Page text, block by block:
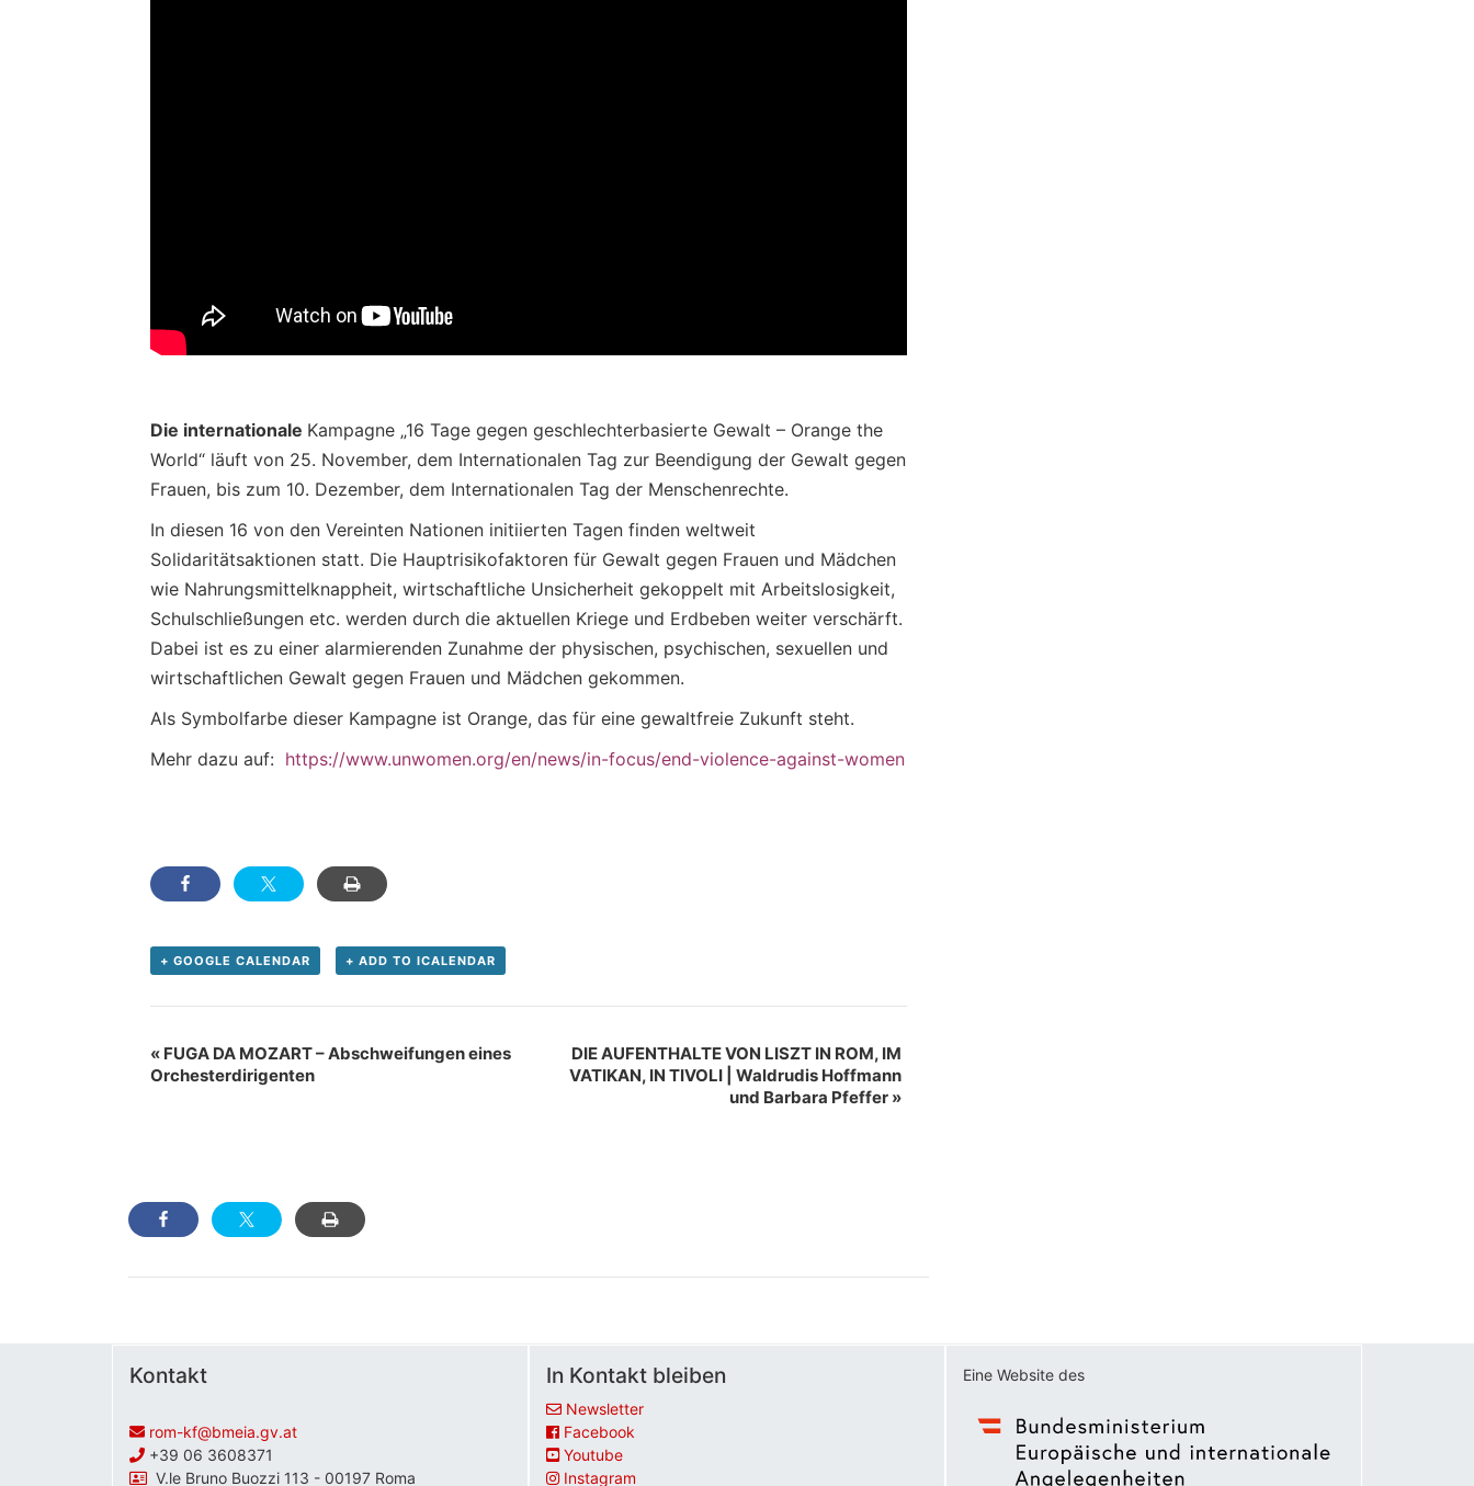
Die internationale Kampagne „16 Tage gegen geschlechterbasierte Gewalt – Orange the
World“ läuft von 25. November, dem Internationalen Tag zur Beendigung der Gewalt gegen
Frauen, bis zum 10. Dezember, dem Internationalen Tag der Menschenrechte.
In diesen 16 von den Vereinten Nationen initiierten Tagen finden weltweit
Solidaritätsaktionen statt. Die Hauptrisikofaktoren für Gewalt gegen Frauen und Mädchen
wie Nahrungsmittelknappheit, wirtschaftliche Unsicherheit gekoppelt mit Arbeitslosigkeit,
Schulschließungen etc. werden durch die aktuellen Kriege und Erdbeben weiter verschärft.
Dabei ist es zu einer alarmierenden Zunahme der physischen, psychischen, sexuellen und
wirtschaftlichen Gewalt gegen Frauen und Mädchen gekommen.
Als Symbolfarbe dieser Kampagne ist Orange, das für eine gewaltfreie Zukunft steht.
Mehr dazu auf: https://www.unwomen.org/en/news/in-focus/end-violence-against-women
+ GOOGLE CALENDAR + ADD TO ICALENDAR
Veranstaltung
Navigation
« FUGA DA MOZART – Abschweifungen eines
Orchesterdirigenten
DIE AUFENTHALTE VON LISZT IN ROM, IM
VATIKAN, IN TIVOLI | Waldrudis Hoffmann
und Barbara Pfeffer »
Kontakt
rom-kf@bmeia.gv.at
+39 06 3608371
V.le Bruno Buozzi 113 - 00197 Roma
In Kontakt bleiben
Newsletter
Facebook
Youtube
Instagram
Eine Website des